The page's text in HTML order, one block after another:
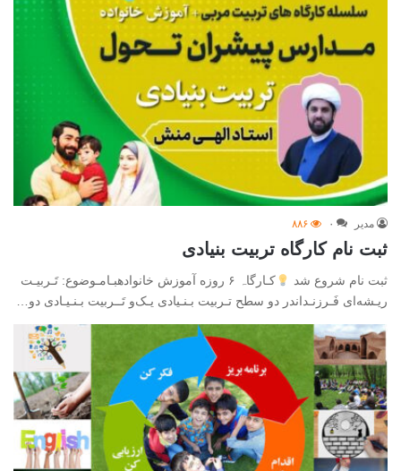
مدیر ۰ ۸۸۶
ثبت نام کارگاه تربیت بنیادی
ثبت نام شروع شد
کـارگاہ‌ ۶ روزه آموزش خانوادهبـا‌مـوضوع: تَـربیـت‌‌
ریـشه‌ای‌ فَـرزنـداندر‌ دو سطح‌ تـربیت‌ بـنـیادی‌ یـک‌و تَــربیت‌ بـنـیـادی‌ دو…